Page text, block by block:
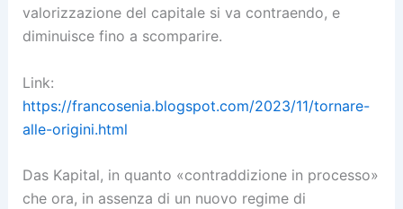
valorizzazione del capitale si va contraendo, e
diminuisce fino a scomparire.
Link:
https://francosenia.blogspot.com/2023/11/tornare-
alle-origini.html
Das Kapital, in quanto «contraddizione in processo»
che ora, in assenza di un nuovo regime di